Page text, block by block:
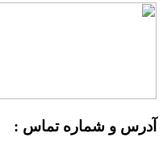
و شماره تماس :